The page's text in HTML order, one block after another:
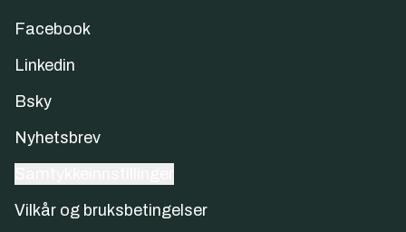
Facebook
Linkedin
Bsky
Nyhetsbrev
Vilkår og bruksbetingelser